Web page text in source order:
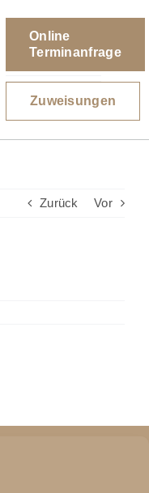
Online
Terminanfrage
Zuweisungen
Zurück Vor